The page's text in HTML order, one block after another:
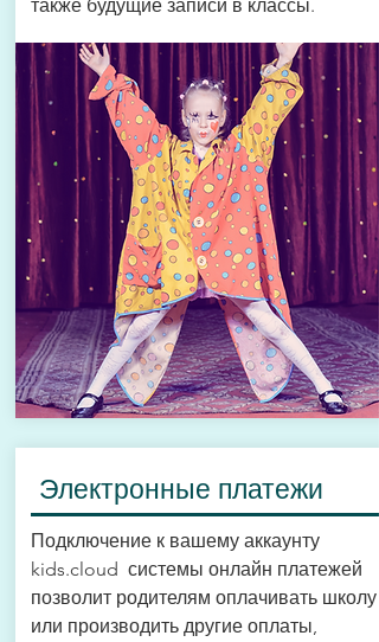
также будущие записи в классы.
Электронные платежи
Подключение к вашему аккаунту
kids.cloud системы онлайн платежей
позволит родителям оплачивать школу
или производить другие оплаты,